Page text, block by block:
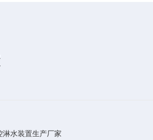
水装置生产厂家